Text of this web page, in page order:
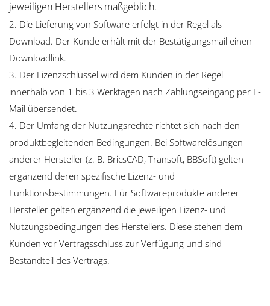
jeweiligen Herstellers maßgeblich.
2. Die Lieferung von Software erfolgt in der Regel als
Download. Der Kunde erhält mit der Bestätigungsmail einen
Downloadlink.
3. Der Lizenzschlüssel wird dem Kunden in der Regel
innerhalb von 1 bis 3 Werktagen nach Zahlungseingang per E-
Mail übersendet.
4. Der Umfang der Nutzungsrechte richtet sich nach den
produktbegleitenden Bedingungen. Bei Softwarelösungen
anderer Hersteller (z. B. BricsCAD, Transoft, BBSoft) gelten
ergänzend deren spezifische Lizenz- und
Funktionsbestimmungen. Für Softwareprodukte anderer
Hersteller gelten ergänzend die jeweiligen Lizenz- und
Nutzungsbedingungen des Herstellers. Diese stehen dem
Kunden vor Vertragsschluss zur Verfügung und sind
Bestandteil des Vertrags.